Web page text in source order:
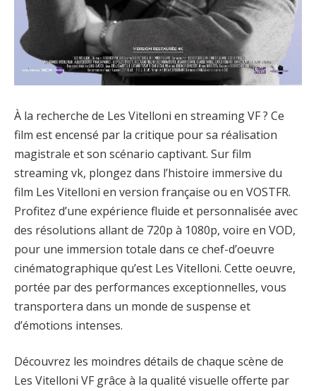
À la recherche de Les Vitelloni en streaming VF ? Ce
film est encensé par la critique pour sa réalisation
magistrale et son scénario captivant. Sur film
streaming vk, plongez dans l’histoire immersive du
film Les Vitelloni en version française ou en VOSTFR.
Profitez d’une expérience fluide et personnalisée avec
des résolutions allant de 720p à 1080p, voire en VOD,
pour une immersion totale dans ce chef-d’oeuvre
cinématographique qu’est Les Vitelloni. Cette oeuvre,
portée par des performances exceptionnelles, vous
transportera dans un monde de suspense et
d’émotions intenses.
Découvrez les moindres détails de chaque scène de
Les Vitelloni VF grâce à la qualité visuelle offerte par